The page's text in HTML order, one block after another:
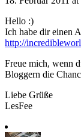
Hello :)
Ich habe dir einen
http://
Freue mich, wenn
Bloggern die
Liebe Grüße
LesFee